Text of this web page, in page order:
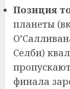
Позиция
планеты
Селби)
финала